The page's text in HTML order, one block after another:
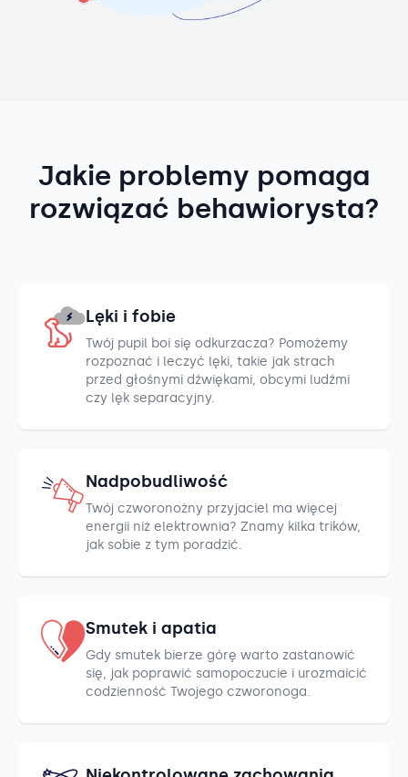
Jakie problemy pomaga
rozwiązać behawiorysta?
Lęki i fobie
Twój pupil boi się odkurzacza? Pomożemy
rozpoznać i leczyć lęki, takie jak strach
przed głośnymi dźwiękami, obcymi ludźmi
czy lęk separacyjny.
Nadpobudliwość
Twój czworonożny przyjaciel ma więcej
energii niż elektrownia? Znamy kilka trików,
jak sobie z tym poradzić.
Smutek i apatia
Gdy smutek bierze górę warto zastanowić
się, jak poprawić samopoczucie i urozmaicić
codzienność Twojego czworonoga.